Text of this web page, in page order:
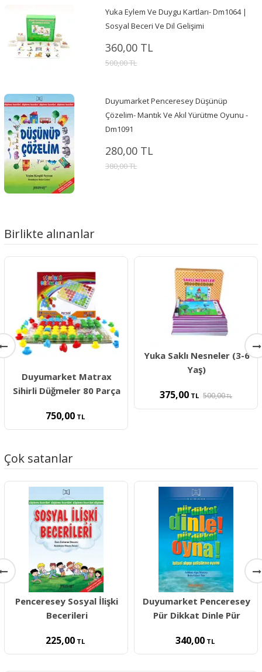
Yuka Eylem Ve Duygu Kartları- Dm1064 |
Sosyal Beceri Ve Dil Gelişimi
360,00 TL
500,00 TL
Duyumarket Penceresey Düşünüp
Çözelim- Mantık Ve Akıl Yürütme Oyunu -
Dm1091
280,00 TL
380,00 TL
Birlikte alınanlar
Duyumarket Matrax
Sihirli Düğmeler 80 Parça
750,00 TL
Yuka Saklı Nesneler (3-6
Yaş)
375,00 TL 500,00TL
Çok satanlar
Penceresey Sosyal İlişki
Becerileri
225,00 TL
Duyumarket Penceresey
Pür Dikkat Dinle Pür
340,00 TL